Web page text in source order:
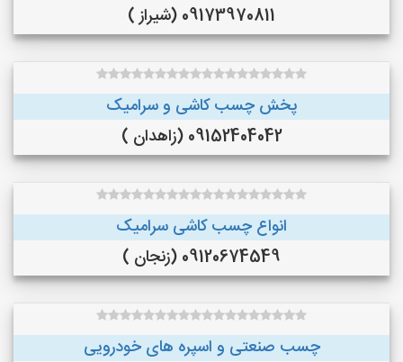
09173970811 (شیراز )
پخش چسب کاشی و سرامیک
09152404042 (زاهدان )
انواع چسب کاشی سرامیک
09120674549 (زنجان )
چسب صنعتی و اسپره های خودرویی